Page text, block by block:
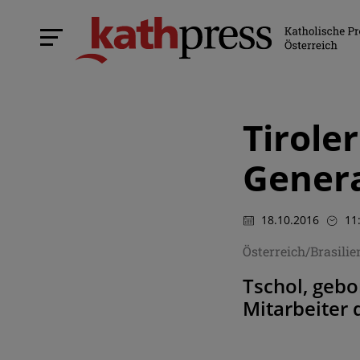
18.10.2016
Österreich/
Tschol,
Mitarbeiter